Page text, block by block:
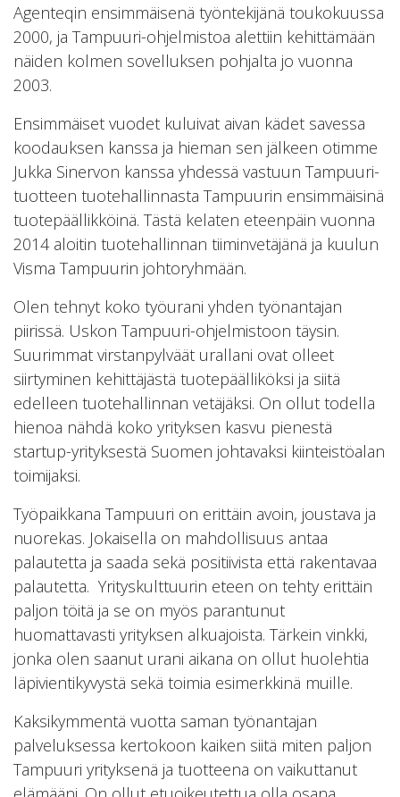
Agenteqin ensimmäisenä työntekijänä toukokuussa
2000, ja Tampuuri-ohjelmistoa alettiin kehittämään
näiden kolmen sovelluksen pohjalta jo vuonna
2003.
Ensimmäiset vuodet kuluivat aivan kädet savessa
koodauksen kanssa ja hieman sen jälkeen otimme
Jukka Sinervon kanssa yhdessä vastuun Tampuuri-
tuotteen tuotehallinnasta Tampuurin ensimmäisinä
tuotepäällikköinä. Tästä kelaten eteenpäin vuonna
2014 aloitin tuotehallinnan tiiminvetäjänä ja kuulun
Visma Tampuurin johtoryhmään.
Olen tehnyt koko työurani yhden työnantajan
piirissä. Uskon Tampuuri-ohjelmistoon täysin.
Suurimmat virstanpylväät urallani ovat olleet
siirtyminen kehittäjästä tuotepäälliköksi ja siitä
edelleen tuotehallinnan vetäjäksi. On ollut todella
hienoa nähdä koko yrityksen kasvu pienestä
startup-yrityksestä Suomen johtavaksi kiinteistöalan
toimijaksi.
Työpaikkana Tampuuri on erittäin avoin, joustava ja
nuorekas. Jokaisella on mahdollisuus antaa
palautetta ja saada sekä positiivista että rakentavaa
palautetta. Yrityskulttuurin eteen on tehty erittäin
paljon töitä ja se on myös parantunut
huomattavasti yrityksen alkuajoista. Tärkein vinkki,
jonka olen saanut urani aikana on ollut huolehtia
läpivientikyvystä sekä toimia esimerkkinä muille.
Kaksikymmentä vuotta saman työnantajan
palveluksessa kertokoon kaiken siitä miten paljon
Tampuuri yrityksenä ja tuotteena on vaikuttanut